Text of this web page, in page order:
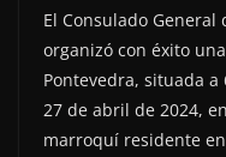
El Consulado
organizó con éxito
Pontevedra, situada a
27 de abril de 2024,
marroquí residente